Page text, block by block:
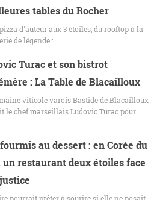
tables du Rocher
d'auteur aux 3 étoiles, du rooftop à la
de légende :…
Turac et son bistrot
: La Table de Blacailloux
viticole varois Bastide de Blacailloux
le chef marseillais Ludovic Turac pour
au dessert : en Corée du
un restaurant deux étoiles face
pourrait prêter à sourire si elle ne posait